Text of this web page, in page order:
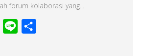
forum kolaborasi yang...
WhatsApp
Line